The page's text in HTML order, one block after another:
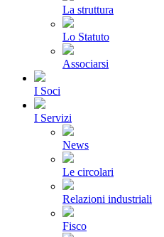
La struttura
Lo Statuto
Associarsi
I Soci
I Servizi
News
Le circolari
Relazioni industriali
Fisco